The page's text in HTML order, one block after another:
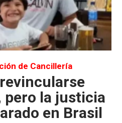
de Cancillería
pero la justicia
en Brasil